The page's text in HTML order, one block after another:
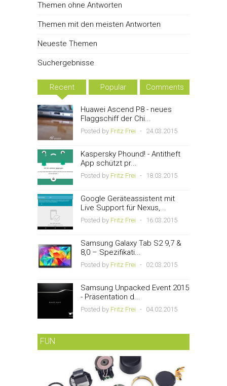
Themen ohne Antworten
Themen mit den meisten Antworten
Neueste Themen
Suchergebnisse
Recent Popular Comments
Huawei Ascend P8 - neues
Flaggschiff der Chi...
Posted by Fritz Frei - 24.03.2015
Kaspersky Phound! - Antitheft
App schützt pr...
Posted by Fritz Frei - 18.03.2015
Google Geräteassistent mit
Live Support für Nexus,...
Posted by Fritz Frei - 16.03.2015
Samsung Galaxy Tab S2 9,7 &
8,0 – Spezifikati...
Posted by Fritz Frei - 02.03.2015
Samsung Unpacked Event 2015
- Präsentation d...
Posted by Fritz Frei - 04.02.2015
FUN